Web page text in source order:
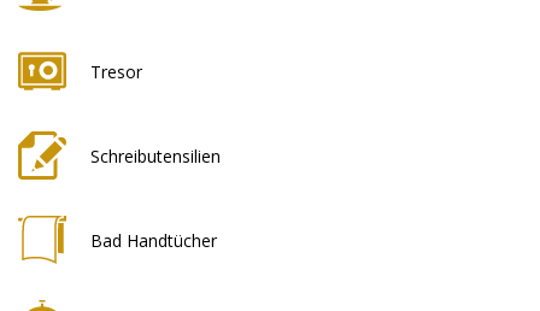
Tresor
Schreibutensilien
Bad Handtücher